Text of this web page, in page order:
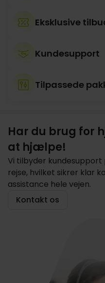
Eksklusive
Kundesupport
Tilpassede
Har du brug for
at hjælpe!
Vi tilbyder
rejse, hvilket sikrer klar
assistance hele vejen.
Kontakt os